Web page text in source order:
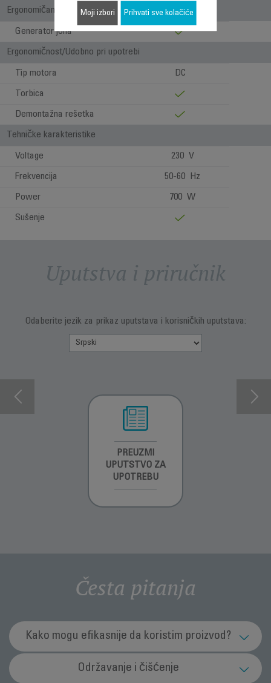
Ergonomičan i štiti kosu
Generator jona
Ergonomičnost/Udobno pri upotrebi
Tip motora DC
Torbica
Demontažna rešetka
Tehničke karakteristike
Voltage 230 V
Frekvencija 50-60 Hz
Power 700 W
Sušenje
Uputstva i priručnik
Odaberite jezik za prikaz uputstava i korisničkih uputstava:
PREUZMI
UPUTSTVO ZA
UPOTREBU
Česta pitanja
Kako mogu efikasnije da koristim proizvod?
Kako da odaberem brzinu protoka vazduha?
Održavanje i čišćenje
Moji izbori Prihvati sve kolačiće